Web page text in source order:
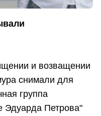
и возващении
снимали для
группа
Эдуарда Петрова"